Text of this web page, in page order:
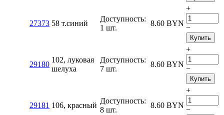
27373 58 т.синий
Доступность:
1 шт.
8.60 BYN
+
−
Купить
29180
102, луковая
шелуха
Доступность:
7 шт.
8.60 BYN
+
−
Купить
29181 106, красный
Доступность:
8 шт.
8.60 BYN
+
−